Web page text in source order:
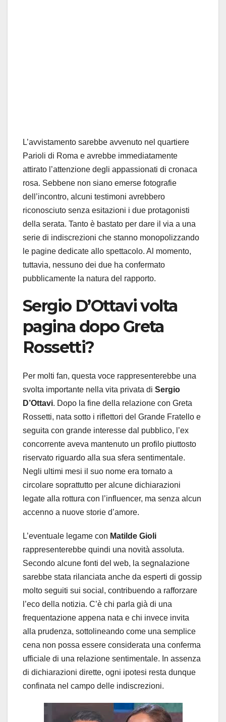
L’avvistamento sarebbe avvenuto nel quartiere
Parioli di Roma e avrebbe immediatamente
attirato l’attenzione degli appassionati di cronaca
rosa. Sebbene non siano emerse fotografie
dell’incontro, alcuni testimoni avrebbero
riconosciuto senza esitazioni i due protagonisti
della serata. Tanto è bastato per dare il via a una
serie di indiscrezioni che stanno monopolizzando
le pagine dedicate allo spettacolo. Al momento,
tuttavia, nessuno dei due ha confermato
pubblicamente la natura del rapporto.
Sergio D’Ottavivolta
pagina dopo Greta
Rossetti?
Per molti fan, questa voce rappresenterebbe una
svolta importante nella vita privata di Sergio
D’Ottavi. Dopo la fine della relazione con Greta
Rossetti, nata sotto i riflettori del Grande Fratello e
seguita con grande interesse dal pubblico, l’ex
concorrente aveva mantenuto un profilo piuttosto
riservato riguardo alla sua sfera sentimentale.
Negli ultimi mesi il suo nome era tornato a
circolare soprattutto per alcune dichiarazioni
legate alla rottura con l’influencer, ma senza alcun
accenno a nuove storie d’amore.
L’eventuale legame con Matilde Gioli
rappresenterebbe quindi una novità assoluta.
Secondo alcune fonti del web, la segnalazione
sarebbe stata rilanciata anche da esperti di gossip
molto seguiti sui social, contribuendo a rafforzare
l’eco della notizia. C’è chi parla già di una
frequentazione appena nata e chi invece invita
alla prudenza, sottolineando come una semplice
cena non possa essere considerata una conferma
ufficiale di una relazione sentimentale. In assenza
di dichiarazioni dirette, ogni ipotesi resta dunque
confinata nel campo delle indiscrezioni.